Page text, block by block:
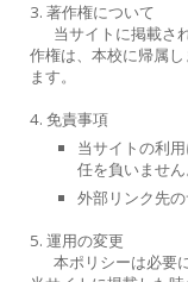
3. 著作権について
当サイトに掲載さ
作権は、本校に帰属
ます。
4. 免責事項
当サイトの利
任を負いません
外部リンク先
5. 運用の変更
本ポリシーは必要